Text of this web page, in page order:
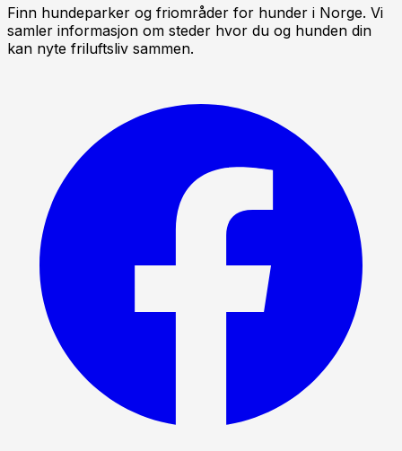
Finn hundeparker og friområder for hunder i Norge. Vi
samler informasjon om steder hvor du og hunden din
kan nyte friluftsliv sammen.